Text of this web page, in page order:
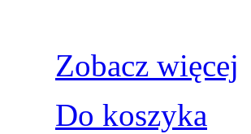
Zobacz więcej
Do koszyka